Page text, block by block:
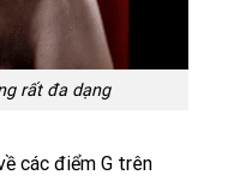
rất đa dạng
các điểm G trên